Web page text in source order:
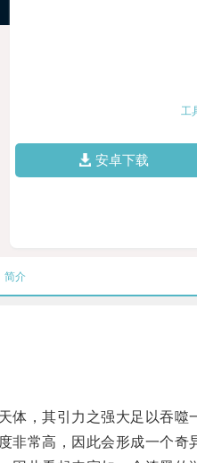
工
安卓下载
简介
，其引力之强大足以吞噬
常高，因此会形成一个奇